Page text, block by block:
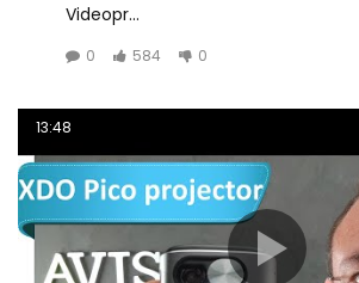
Videopr...
0 584 0
13:48